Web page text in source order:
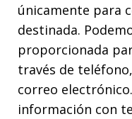
únicamente para
destinada.
proporcionada
través de
correo
información con